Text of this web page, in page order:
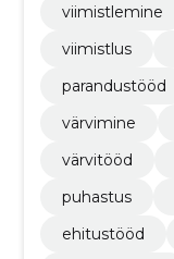
viimistlemine
viimistlus
parandustööd
värvimine
värvitööd
puhastus
ehitustööd